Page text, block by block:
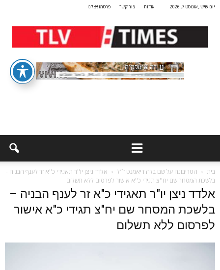
יום שישי, אוגוסט 7, 2026 אודות צור קשר פרסמו אצלנו
בית הטריבונה על שם בלה דיאמנט ז״ל
אלדד ניצן יו''ר תאגידי כ''א זר לענף הבניה -
בלשכת המסחר שם יח''צ תגידי כ''א אישור לפרסום ללא תשלום
אלדד ניצן יו"ר תאגידי כ"א זר לענף הבניה –
בלשכת המסחר שם יח"צ תגידי כ"א אישור
לפרסום ללא תשלום